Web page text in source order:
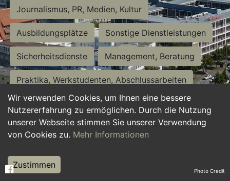
Wir verwenden Cookies, um Ihnen eine bessere
Nutzererfahrung zu ermöglichen. Durch die Nutzung
unserer Webseite stimmen Sie unserer Verwendung
von Cookies zu. Mehr Informationen
Zustimmen
Journalismus, PR, Medien, Kultur
Ausbildungsplätze Sonstige Dienstleistungen
Sicherheitsdienste Management, Beratung
Praktika, Werkstudenten, Abschlussarbeiten
Personalwesen Assistenz, Sekretariat
Hilfskräfte, Aushilfs- und Nebenjobs
Weiterbildung, Studium, duale Ausbildung Photo Credit